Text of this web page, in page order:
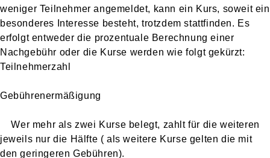
weniger Teilnehmer angemeldet, kann ein Kurs, soweit ein
besonderes Interesse besteht, trotzdem stattfinden. Es
erfolgt entweder die prozentuale Berechnung einer
Nachgebühr oder die Kurse werden wie folgt gekürzt:
Teilnehmerzahl
Gebührenermäßigung
Wer mehr als zwei Kurse belegt, zahlt für die weiteren
jeweils nur die Hälfte ( als weitere Kurse gelten die mit
den geringeren Gebühren).